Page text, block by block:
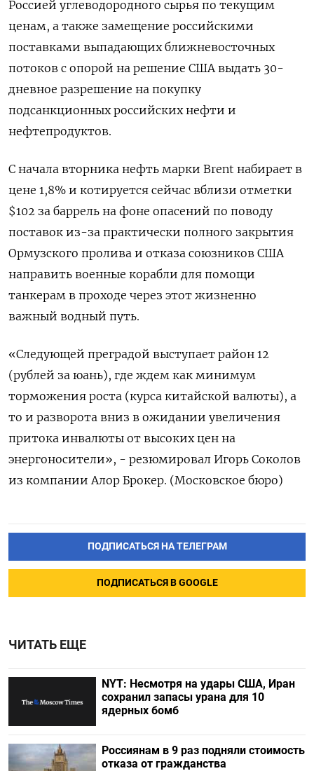
Россией углеводородного сырья по текущим
ценам, а ​также замещение российскими
поставками выпадающих ближневосточных
потоков с ⁠опорой на решение США выдать 30-
дневное разрешение на покупку
подсанкционных российских нефти и
нефтепродуктов.
С начала вторника нефть марки Brent набирает в
цене 1,8% и котируется сейчас вблизи ‌отметки
$102 за баррель на фоне опасений по поводу
поставок из-за практически полного закрытия
Ормузского пролива и отказа союзников США
‌направить военные корабли для помощи
танкерам в проходе через этот жизненно
важный водный путь.
«Следующей преградой выступает район 12
(рублей за юань), где ждем как ​минимум
торможения роста (курса китайской валюты), а
то и разворота вниз в ожидании увеличения
притока инвалюты ‌от высоких цен на
энергоносители», - резюмировал Игорь Соколов
из компании Алор Брокер. (Московское бюро)
ПОДПИСАТЬСЯ НА ТЕЛЕГРАМ
ПОДПИСАТЬСЯ В GOOGLE
ЧИТАТЬ ЕЩЕ
NYT: Несмотря на удары США, Иран
сохранил запасы урана для 10
ядерных бомб
Россиянам в 9 раз подняли стоимость
отказа от гражданства